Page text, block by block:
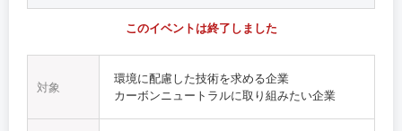
このイベントは終了しました
対象
環境に配慮した技術を求める企業
カーボンニュートラルに取り組みたい企業